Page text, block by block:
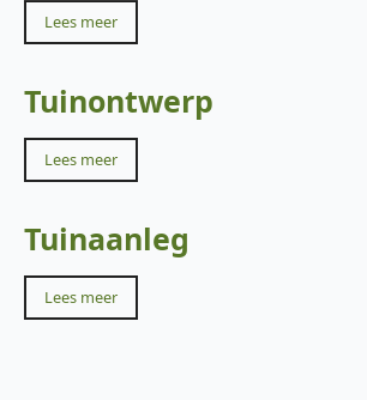
Lees meer
Tuinontwerp
Lees meer
Tuinaanleg
Lees meer